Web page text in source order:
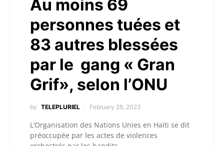
Au moins 69
personnes tuées et
83 autres blessées
par le gang « Gran
Grif», selon l’ONU
by TELEPLURIEL February 28, 2023
L’Organisation des Nations Unies en Haïti se dit
préoccupée par les actes de violences